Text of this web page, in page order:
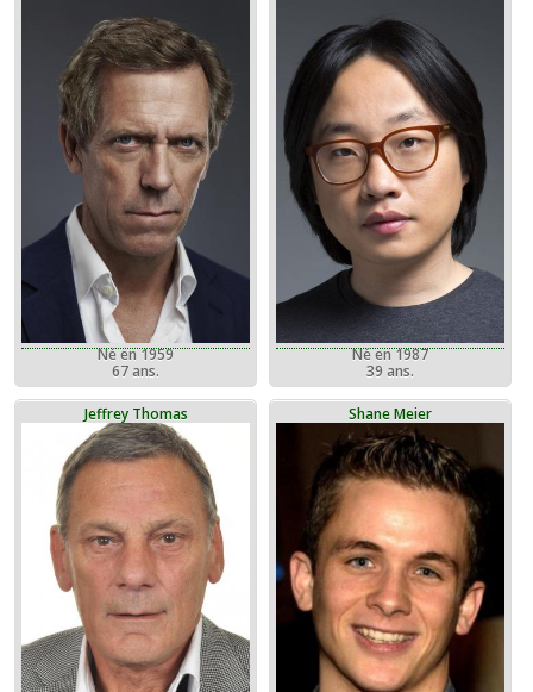
Né en 1959
67 ans.
Né en 1987
39 ans.
Jeffrey Thomas Shane Meier